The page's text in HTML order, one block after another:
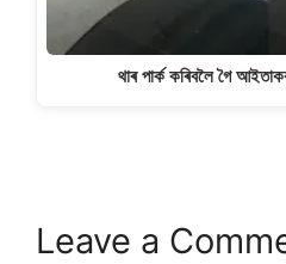
থাৰ পাৰ্ক কৰিবলৈ গৈ
Leave a